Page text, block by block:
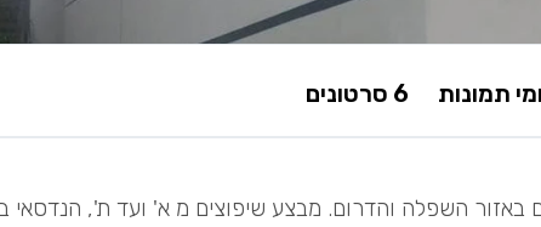
6 סרטונים
באזור השפלה והדרום. מבצע שיפוצים מ א' ועד ת', הנדסאי